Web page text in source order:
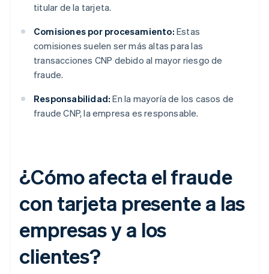
titular de la tarjeta.
Comisiones por procesamiento: Estas
comisiones suelen ser más altas para las
transacciones CNP debido al mayor riesgo de
fraude.
Responsabilidad: En la mayoría de los casos de
fraude CNP, la empresa es responsable.
¿Cómo afecta el fraude
con tarjeta presente a las
empresas y a los
clientes?